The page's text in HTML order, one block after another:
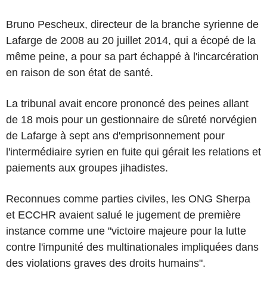
Bruno Pescheux, directeur de la branche syrienne de
Lafarge de 2008 au 20 juillet 2014, qui a écopé de la
même peine, a pour sa part échappé à l'incarcération
en raison de son état de santé.
La tribunal avait encore prononcé des peines allant
de 18 mois pour un gestionnaire de sûreté norvégien
de Lafarge à sept ans d'emprisonnement pour
l'intermédiaire syrien en fuite qui gérait les relations et
paiements aux groupes jihadistes.
Reconnues comme parties civiles, les ONG Sherpa
et ECCHR avaient salué le jugement de première
instance comme une "victoire majeure pour la lutte
contre l'impunité des multinationales impliquées dans
des violations graves des droits humains".